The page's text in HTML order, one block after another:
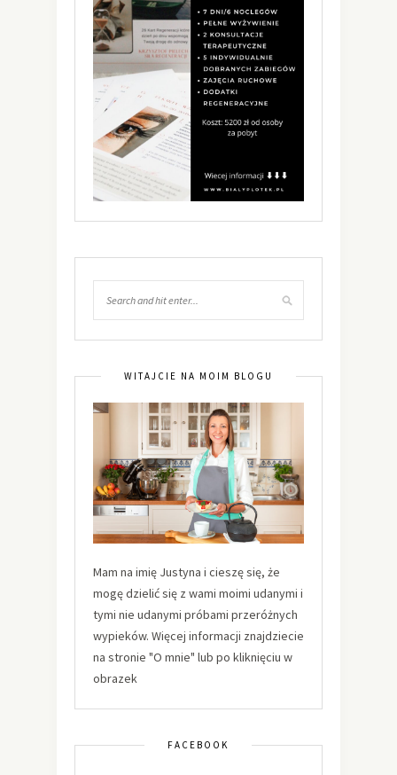
WITAJCIE NA MOIM BLOGU
Mam na imię Justyna i cieszę się, że
mogę dzielić się z wami moimi udanymi i
tymi nie udanymi próbami przeróżnych
wypieków. Więcej informacji znajdziecie
na stronie "O mnie" lub po kliknięciu w
obrazek
FACEBOOK